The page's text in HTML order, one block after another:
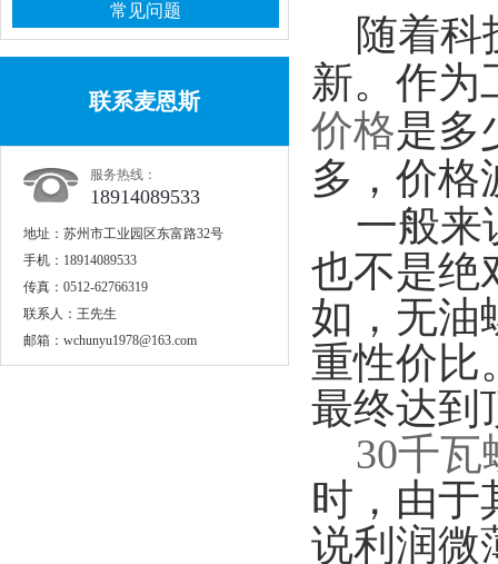
常见问题
联系麦恩斯
服务热线：
18914089533
地址： 苏州市工业园区东富路32号
手机： 18914089533
传真： 0512-62766319
联系人： 王先生
邮箱： wchunyu1978@163.com
随着科
新。作为
价格是多
多，价格
一般来
也不是绝
如，无油
重性价比
最终达到
30千瓦
时，由于
说利润微